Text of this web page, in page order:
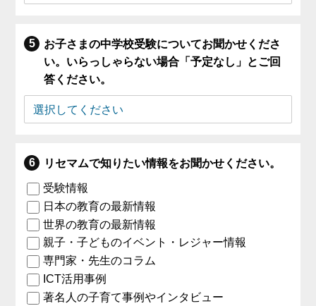
お子さまの中学校受験についてお聞かせくださ
い。いらっしゃらない場合「予定なし」とご回
答ください。
リセマムで知りたい情報をお聞かせください。
受験情報
日本の教育の最新情報
世界の教育の最新情報
親子・子どものイベント・レジャー情報
専門家・先生のコラム
ICT活用事例
著名人の子育て事例やインタビュー